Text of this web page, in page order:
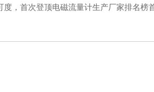
，首次登顶电磁流量计生产厂家排名榜